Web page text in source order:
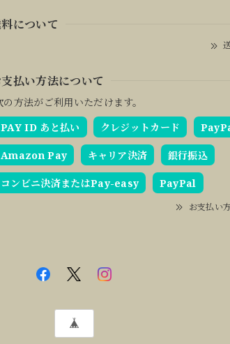
について
払い方法について
の方法がご利用いただけます。
PAY ID あと払い
クレジットカード
Amazon Pay キャリア決済 銀行振込
コンビニ決済またはPay-easy PayPal
お支払い